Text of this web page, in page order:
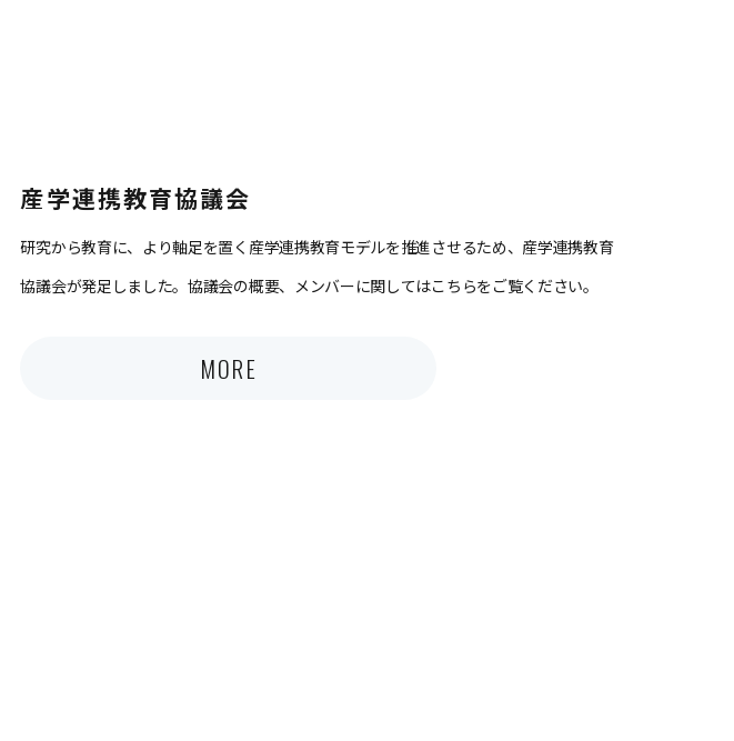
産学連携教育協議会
研究から教育に、より軸足を置く産学連携教育モデルを推進させるため、産学連携教育
協議会が発足しました。協議会の概要、メンバーに関してはこちらをご覧ください。
MORE